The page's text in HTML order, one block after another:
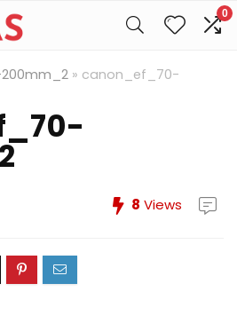
0
» canon_ef_70-
8 Views